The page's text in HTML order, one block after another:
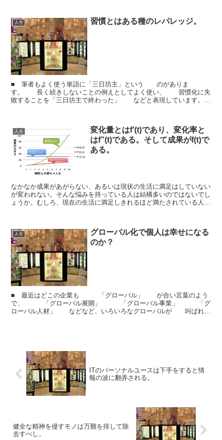
人生 習慣とはある種のレバレッジ。
■ 筆者もよく使う単語に「三日坊主」という のがありま
す。 長く続きしないことの例えとしてよく使い、 習慣化に失
敗することを「三日坊主で終わった」 などと表現しています。
人生
変化量とはf'(t)であり、変化率と
はf”(t)である。そして成果がf(t)で
ある。
なかなか成果があがらない、あるいは現状の生活に満足はしていない
が変われない。そんな悩みを持っている人は結構多いのではないでし
ょうか。むしろ、現在の生活に満足しきれるほど満たされている人は
人生
グローバル化で個人は幸せになる
のか？
■ 最近はどこの企業も 「グローバル」 が合い言葉のよう
で、 「グローバル展開」 「グローバル事業」 「グ
ローバル人材」 などなど、いろいろなグローバルが 叫ばれて
ITのパーソナルユースは下手をすると情
報の波に翻弄される。
健全な精神を侵すモノは万難を排して除
去すべし。